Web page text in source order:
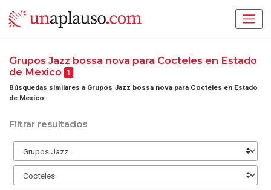
Grupos Jazz bossa nova para Cocteles en Estado
de Mexico
1
Búsquedas similares a Grupos Jazz bossa nova para Cocteles en Estado
de Mexico:
Filtrar resultados